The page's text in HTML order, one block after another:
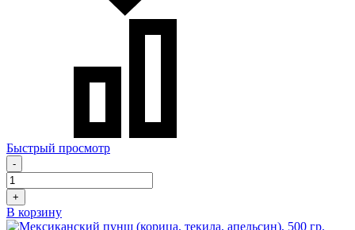
Быстрый просмотр
-
+
В корзину